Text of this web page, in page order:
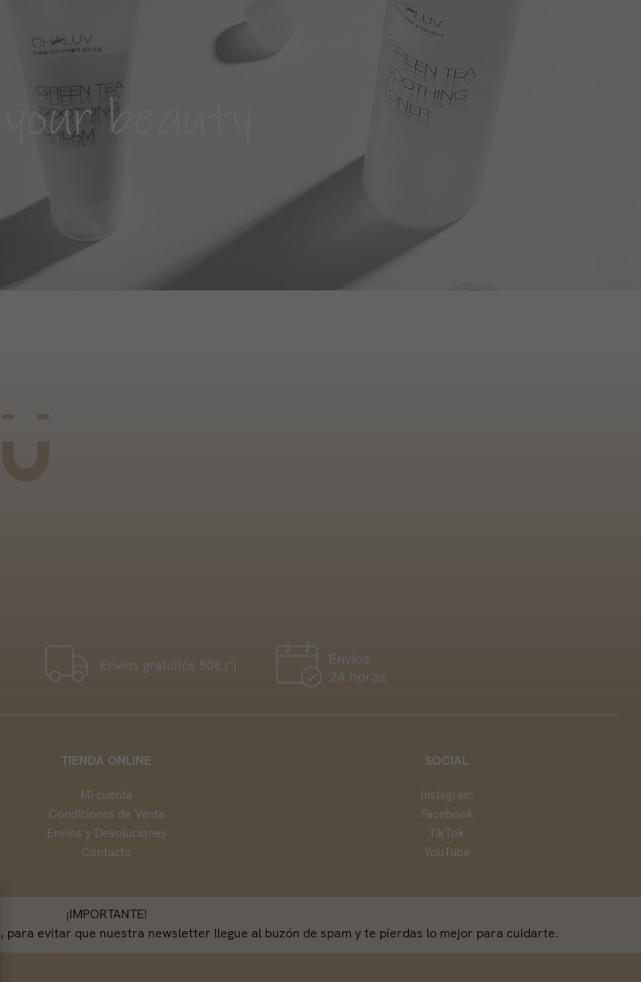
TIENDA ONLINE
Mi cuenta
Condiciones de Venta
Envíos y Devoluciones
Contacto
SOCIAL
Instagram
Facebook
TikTok
YouTube
¡IMPORTANTE!
para evitar que nuestra newsletter llegue al buzón de spam y te pierdas lo mejor para cuidarte.